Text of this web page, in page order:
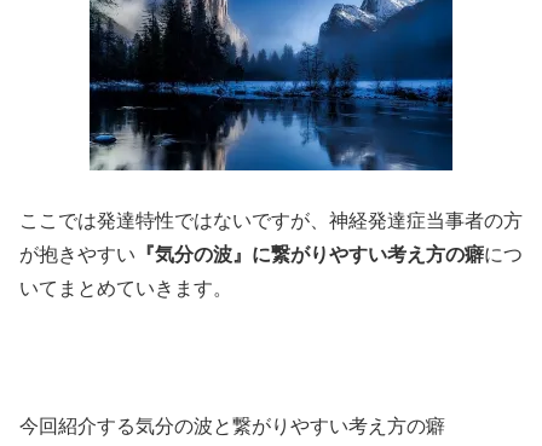
ここでは発達特性ではないですが、神経発達症当事者の方
が抱きやすい 『気分の波』に繋がりやすい考え方の癖につ
いてまとめていきます。
今回紹介する気分の波と繋がりやすい考え方の癖